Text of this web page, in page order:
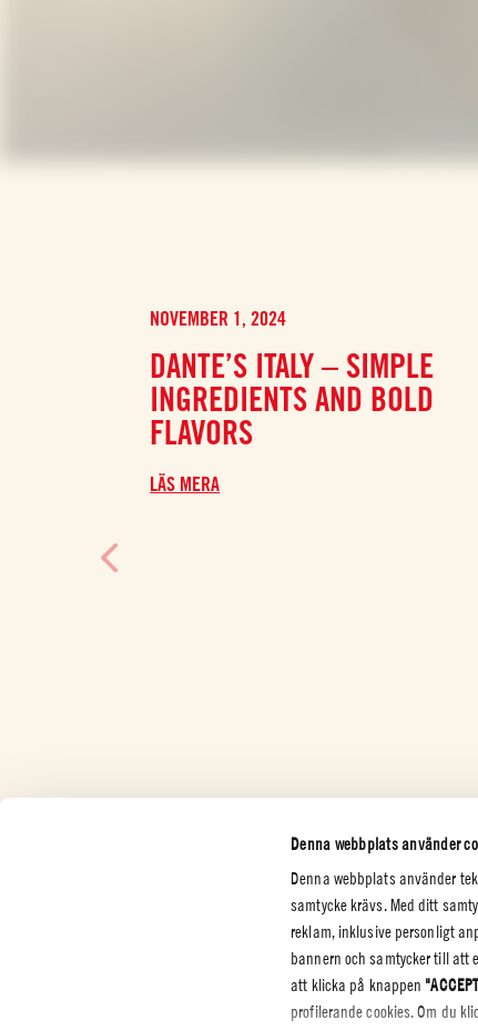
Denna webbplats använder
Denna webbplats använder
samtycke krävs. Med ditt
reklam, inklusive personligt
bannern och samtycker till att
att klicka på knappen
profilerande cookies. Om du
NOVEMBER 1, 2024
DANTE’S ITALY – SIMPLE
INGREDIENTS AND BOLD
FLAVORS
LÄS MERA
FÖRETAG
Certifieringar
LAG